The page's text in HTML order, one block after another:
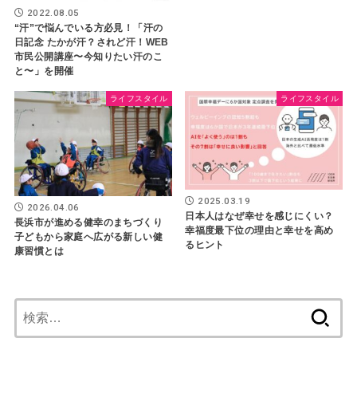
2022.08.05
“汗”で悩んでいる⽅必⾒！「汗の
⽇記念 たかが汗？されど汗！WEB
市⺠公開講座〜今知りたい汗のこ
と〜」を開催
ライフスタイル
2026.04.06
長浜市が進める健幸のまちづくり
子どもから家庭へ広がる新しい健
康習慣とは
ライフスタイル
2025.03.19
日本人はなぜ幸せを感じにくい？
幸福度最下位の理由と幸せを高め
るヒント
索: